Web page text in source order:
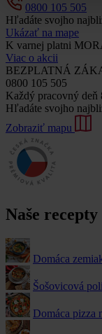
0800 105 505
Hľadáte svojho
Ukázať na mape
K varnej platni
Viac o akcii
BEZPLATNÁ
0800 105 505
Každý pracovný deň
Hľadáte svojho
Zobraziť mapu
Naše recepty
Domáca
Šošovicová
Domáca pizza